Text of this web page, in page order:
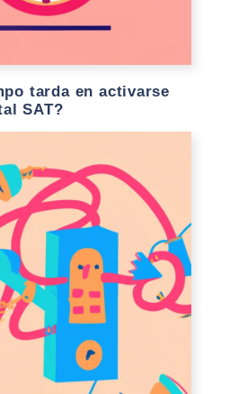
tarda en activarse
SAT?